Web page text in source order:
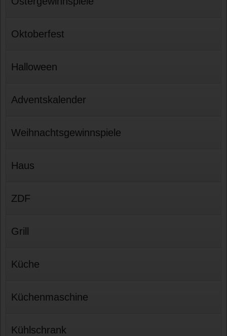
Oktoberfest
Halloween
Adventskalender
Weihnachtsgewinnspiele
Haus
ZDF
Grill
Küche
Küchenmaschine
Kühlschrank